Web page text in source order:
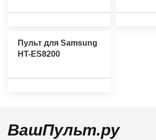
Пульт для Samsung
HT-ES8200
ВашПульт.ру